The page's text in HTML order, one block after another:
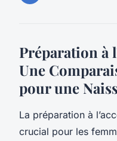
Préparation à
Une
pour une
La préparation à
crucial pour les